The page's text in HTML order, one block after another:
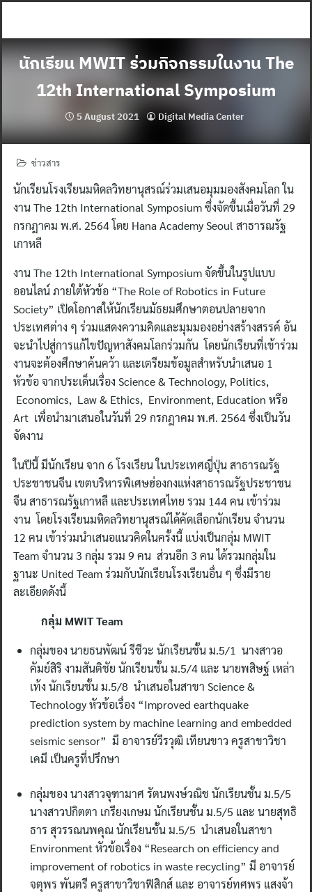
content
นักเรียน MWIT ร่วมกิจกรรมในงาน The
12th International Symposium
5 August 2021 Digital Media Center
ข่าวสาร
นักเรียนโรงเรียนมหิดลวิทยานุสรณ์ร่วมเสนอมุมมองสังคมโลก ใน
งาน The 12th International Symposium ซึ่งจัดขึ้นเมื่อวันที่ 29
กรกฎาคม พ.ศ. 2564 โดย Hana Academy Seoul สาธารณรัฐ
เกาหลี
งาน The 12th International Symposium จัดขึ้นในรูปแบบ
ออนไลน์ ภายใต้หัวข้อ “The Role of Robotics in Future
Society” เปิดโอกาสให้นักเรียนมัธยมศึกษาตอนปลายจาก
ประเทศต่าง ๆ ร่วมแสดงความคิดและมุมมองอย่างสร้างสรรค์ อัน
จะนำไปสู่การแก้ไขปัญหาสังคมโลกร่วมกัน โดยนักเรียนที่เข้าร่วม
งานจะต้องศึกษาค้นคว้า และเตรียมข้อมูลสำหรับนำเสนอ 1
หัวข้อ จากประเด็นเรื่อง Science & Technology, Politics,
Economics, Law & Ethics, Environment, Education หรือ
Art เพื่อนำมาเสนอในวันที่ 29 กรกฎาคม พ.ศ. 2564 ซึ่งเป็นวัน
จัดงาน
ในปีนี้ มีนักเรียน จาก 6 โรงเรียน ในประเทศญี่ปุ่น สาธารณรัฐ
ประชาชนจีน เขตบริหารพิเศษฮ่องกงแห่งสาธารณรัฐประชาชน
จีน สาธารณรัฐเกาหลี และประเทศไทย รวม 144 คน เข้าร่วม
งาน โดยโรงเรียนมหิดลวิทยานุสรณ์ได้คัดเลือกนักเรียน จำนวน
12 คน เข้าร่วมนำเสนอแนวคิดในครั้งนี้ แบ่งเป็นกลุ่ม MWIT
Team จำนวน 3 กลุ่ม รวม 9 คน ส่วนอีก 3 คน ได้รวมกลุ่มใน
ฐานะ United Team ร่วมกับนักเรียนโรงเรียนอื่น ๆ ซึ่งมีราย
ละเอียดดังนี้
กลุ่ม MWIT Team
กลุ่มของ นายธนพัฒน์ รีชีวะ นักเรียนชั้น ม.5/1 นางสาวอ
คัมย์สิริ งามสันติชัย นักเรียนชั้น ม.5/4 และ นายพสิษฐ์ เหล่า
เท้ง นักเรียนชั้น ม.5/8 นำเสนอในสาขา Science &
Technology หัวข้อเรื่อง “Improved earthquake
prediction system by machine learning and embedded
seismic sensor” มี อาจารย์วีรวุฒิ เทียนขาว ครูสาขาวิชา
เคมี เป็นครูที่ปรึกษา
กลุ่มของ นางสาวจุฑามาศ รัตนพงษ์วณิช นักเรียนชั้น ม.5/5
นางสาวปกิตตา เกรียงเกษม นักเรียนชั้น ม.5/5 และ นายสุทธิ
ธาร สุวรรณนพคุณ นักเรียนชั้น ม.5/5 นำเสนอในสาขา
Environment หัวข้อเรื่อง “Research on efficiency and
improvement of robotics in waste recycling” มี อาจารย์
จตุพร พันตรี ครูสาขาวิชาฟิสิกส์ และ อาจารย์ทศพร แสงจ้า